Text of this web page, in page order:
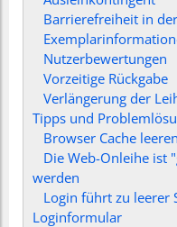
Barrierefreiheit in
Nutzerbewertungen
Vorzeitige Rückgabe
Verlängerung der
Tipps und
Browser Cache leeren
Die Web-Onleihe ist
werden
Login führt zu leerer
Loginformular